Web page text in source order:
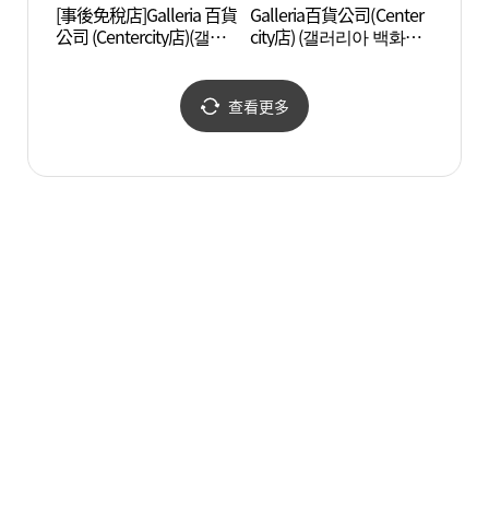
[事後免稅店]Galleria 百貨
公司 (Centercity店)(갤러
Galleria百貨公司(Center
city店) (갤러리아 백화점
查看更多